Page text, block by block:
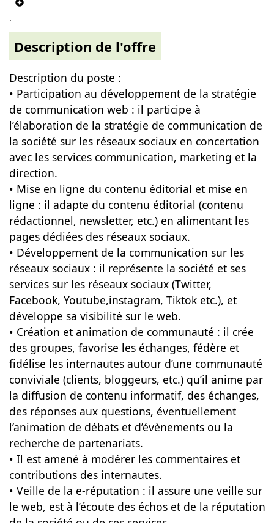
.
Description de l'offre
Description du poste :
• Participation au développement de la stratégie
de communication web : il participe à
l’élaboration de la stratégie de communication de
la société sur les réseaux sociaux en concertation
avec les services communication, marketing et la
direction.
• Mise en ligne du contenu éditorial et mise en
ligne : il adapte du contenu éditorial (contenu
rédactionnel, newsletter, etc.) en alimentant les
pages dédiées des réseaux sociaux.
• Développement de la communication sur les
réseaux sociaux : il représente la société et ses
services sur les réseaux sociaux (Twitter,
Facebook, Youtube,instagram, Tiktok etc.), et
développe sa visibilité sur le web.
• Création et animation de communauté : il crée
des groupes, favorise les échanges, fédère et
fidélise les internautes autour d’une communauté
conviviale (clients, bloggeurs, etc.) qu’il anime par
la diffusion de contenu informatif, des échanges,
des réponses aux questions, éventuellement
l’animation de débats et d’évènements ou la
recherche de partenariats.
• Il est amené à modérer les commentaires et
contributions des internautes.
• Veille de la e-réputation : il assure une veille sur
le web, est à l’écoute des échos et de la réputation